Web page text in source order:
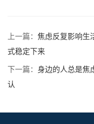
上一篇： 焦虑反复影响生
式稳定下来
下一篇： 身边的人总是焦
认